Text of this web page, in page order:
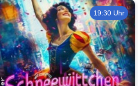
19:30 Uhr